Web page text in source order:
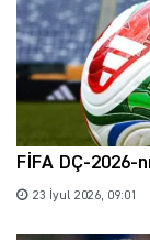
FİFA DÇ-2026-
23 İyul 2026, 09:01